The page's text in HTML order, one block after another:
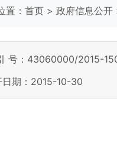
置： 首页 > 政府信息公开
号：43060000/2015-
日期：2015-10-30